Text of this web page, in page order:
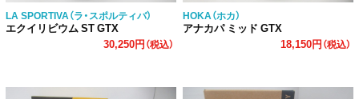
LA SPORTIVA（ラ・スポルティバ）
エクイリビウム ST GTX
30,250円（税込）
HOKA（ホカ）
アナカパ ミッド GTX
18,150円（税込）